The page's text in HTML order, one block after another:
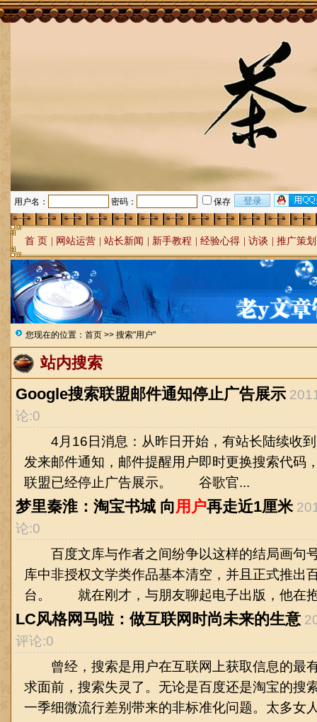
用户名： 密码： 保存
首 页 网站运营 站长新闻 新手教程 经验心得 访谈 推广策划
您现在的位置： 首页 >> 搜索"用户"
站内搜索
Google搜索联盟邮件通知停止广告展示
论:0
4月16日消息：从昨日开始，有站长陆续收到
发来邮件通知，邮件提醒用户即时更换搜索代码
联盟已经停止广告展示。 谷歌官...
梦里秦淮：淘宝书城 向用户再走近1厘米
论:0
百度文库与作者之间纷争以这样的结局画句
库中非授权文学类作品基本清空，并且正式推出
台。 就在刚才，与朋友聊起电子出版，他在
LC风格网马啦：做互联网时尚未来的生意
评论:0
曾经，搜索是用户在互联网上获取信息的最
求面前，搜索失灵了。无论是百度还是淘宝的搜
一季细微流行差别带来的非标准化问题。太多女